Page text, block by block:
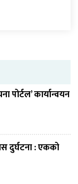
पोर्टल’ कार्यान्वयन
दुर्घटना : एकको